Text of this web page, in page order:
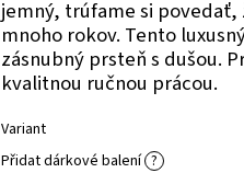
Variant
Přidat dárkové balení ?
jemný, trúfame si
mnoho rokov. Tento
zásnubný prsteň s dušou.
kvalitnou ručnou prácou.